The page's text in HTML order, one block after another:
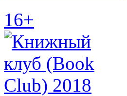
16+